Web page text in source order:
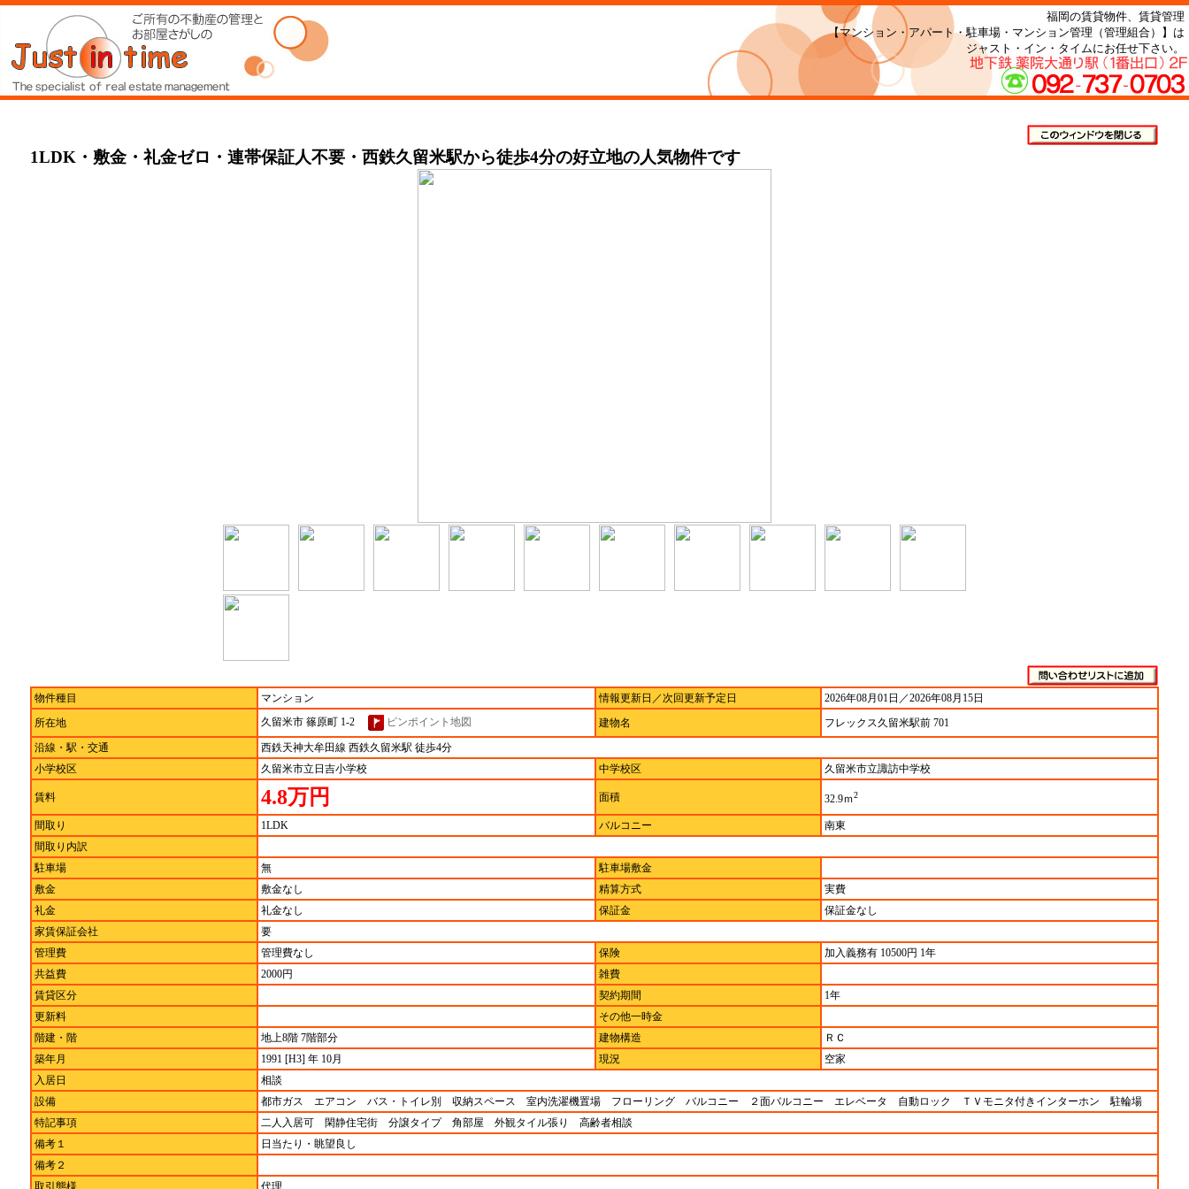
福岡の賃貸物件、賃貸管理
【マンション・アパート・駐車場・マンション管理（管理組合）】は
ジャスト・イン・タイムにお任せ下さい。
1LDK・敷金・礼金ゼロ・連帯保証人不要・西鉄久留米駅から徒歩4分の好立地の人気物件です
物件種目 マンション 情報更新日／次回更新予定日
2026年08月01日／2026年08月15日
所在地
久留米市 篠原町 1-2 ピンポイント地図 建物名
フレックス久留米駅前 701
沿線・駅・交通
西鉄天神大牟田線 西鉄久留米駅 徒歩4分
小学校区
久留米市立日吉小学校 中学校区 久留米市立諏訪中学校
賃料 4.8万円 面積 32.9ｍ2
間取り 1LDK バルコニー
南東
間取り内訳
駐車場
無
駐車場敷金
敷金
敷金なし 精算方式
実費
礼金
礼金なし 保証金
保証金なし
家賃保証会社
要
管理費
管理費なし 保険
加入義務有 10500円 1年
共益費
2000円
雑費
賃貸区分
契約期間
1年
更新料
その他一時金
階建・階
地上8階 7階部分 建物構造
ＲＣ
築年月
1991 [H3] 年 10月 現況
空家
入居日
相談
設備
都市ガス エアコン バス・トイレ別 収納スペース 室内洗濯機置場 フローリング バルコニー ２面バルコニー エレベータ 自動ロック ＴＶモニタ付きインターホン 駐輪場
特記事項
二人入居可 閑静住宅街 分譲タイプ 角部屋 外観タイル張り 高齢者相談
備考１
日当たり・眺望良し
備考２
取引態様
代理